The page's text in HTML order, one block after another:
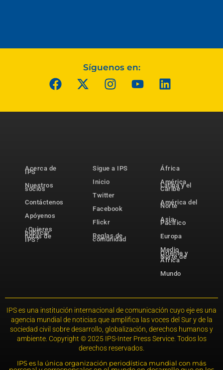
Síguenos en:
Acerca de
IPS
Nuestros
socios
Contáctenos
Apóyenos
¿Quieres
publicar
notas de
IPS?
Sigue a IPS
Inicio
Twitter
Facebook
Flickr
Reglas de
comunidad
África
América
Latina y el
Caribe
América del
Norte
Asia-
Pacífico
Europa
Medio
Oriente y
Norte de
África
Mundo
IPS es una institución internacional de comunicación cuyo eje es una
agencia mundial de noticias que amplifica las voces del Sur y de la
sociedad civil sobre desarrollo, globalización, derechos humanos y
ambiente. Copyright © 2025 IPS-Inter Press Service. Todos los
derechos reservados.
IPS es la única organización periodística mundial con más